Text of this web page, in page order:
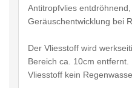
Antitropfvlies
Geräuschentwicklung bei
Der Vliesstoff wird
Bereich ca. 10cm
Vliesstoff kein